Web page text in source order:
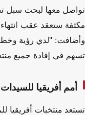
تواصل معها لبحث سبل
مكثفة ستعقد عقب
وأضافت: "لدي رؤية
تسهم في إفادة جميع
أمم أفريقيا
تستعد منتخبات أفريقيا